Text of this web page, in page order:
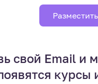
свой Email и
курсы